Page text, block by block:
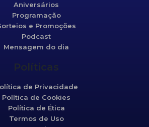
Aniversários
Programação
e Promoções
Podcast
Mensagem do dia
Políticas
de Privacidade
Política de Cookies
Política de Ética
Termos de Uso